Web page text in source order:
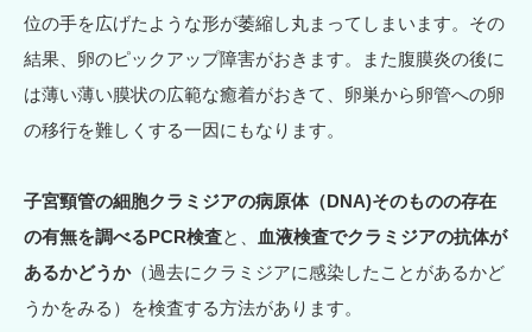
位の手を広げたような形が萎縮し丸まってしまいます。その
結果、卵のピックアップ障害がおきます。また腹膜炎の後に
は薄い薄い膜状の広範な癒着がおきて、卵巣から卵管への卵
の移行を難しくする一因にもなります。
子宮頸管の細胞クラミジアの病原体（DNA)そのものの存在
の有無を調べるPCR検査と、
血液検査でクラミジアの抗体が
あるかどうか（過去にクラミジアに感染したことがあるかど
うかをみる）を検査する方法があります。